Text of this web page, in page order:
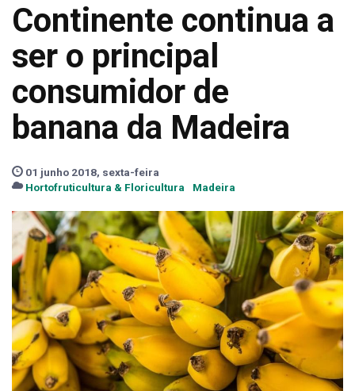
Continente continua a
ser o principal
consumidor de
banana da Madeira
01 junho 2018, sexta-feira
Hortofruticultura & Floricultura
Madeira